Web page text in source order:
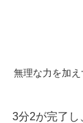
無理な力を加
3分2が完了し